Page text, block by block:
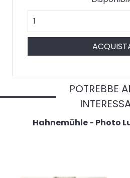
POTREBBE
Hahnemühle - Photo